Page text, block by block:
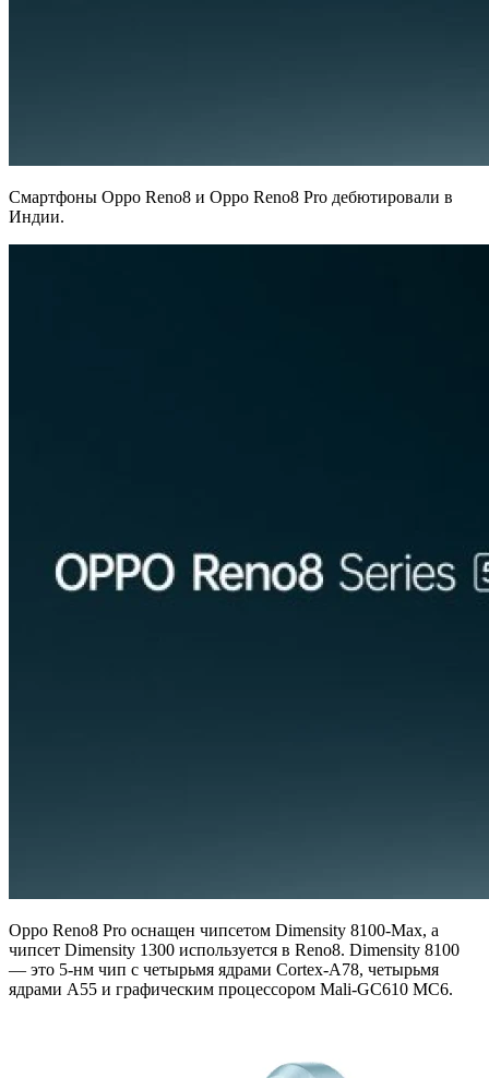
Смартфоны Oppo Reno8 и Oppo Reno8 Pro дебютировали в
Индии.
Oppo Reno8 Pro оснащен чипсетом Dimensity 8100-Max, а
чипсет Dimensity 1300 используется в Reno8. Dimensity 8100
— это 5-нм чип с четырьмя ядрами Cortex-A78, четырьмя
ядрами A55 и графическим процессором Mali-GC610 MC6.